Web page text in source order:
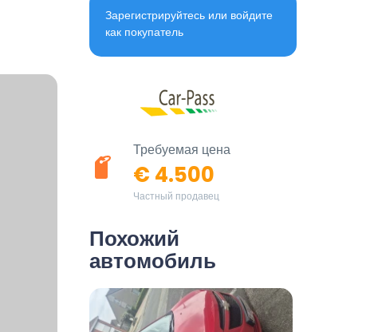
Зарегистрируйтесь или войдите
как покупатель
Требуемая цена
€ 4.500
Частный продавец
Похожий
автомобиль